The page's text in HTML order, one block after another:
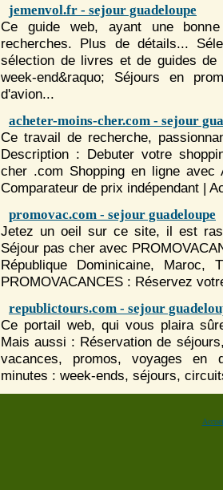
jemenvol.fr - sejour guadeloupe
Ce guide web, ayant une
recherches. Plus de détails...
sélection de livres et de guides
week-end&raquo; Séjours en
d'avion...
acheter-moins-cher.com - sejour
Ce travail de recherche,
Description : Debuter votre
cher .com Shopping en ligne
Comparateur de prix indépendant |
promovac.com - sejour guadeloupe
Jetez un oeil sur ce site, il est
Séjour pas cher avec
République Dominicaine,
PROMOVACANCES : Réservez
republictours.com - sejour
Ce portail web, qui vous plaira
Mais aussi : Réservation de séjour
vacances, promos, voyages en
minutes : week-ends, séjours,